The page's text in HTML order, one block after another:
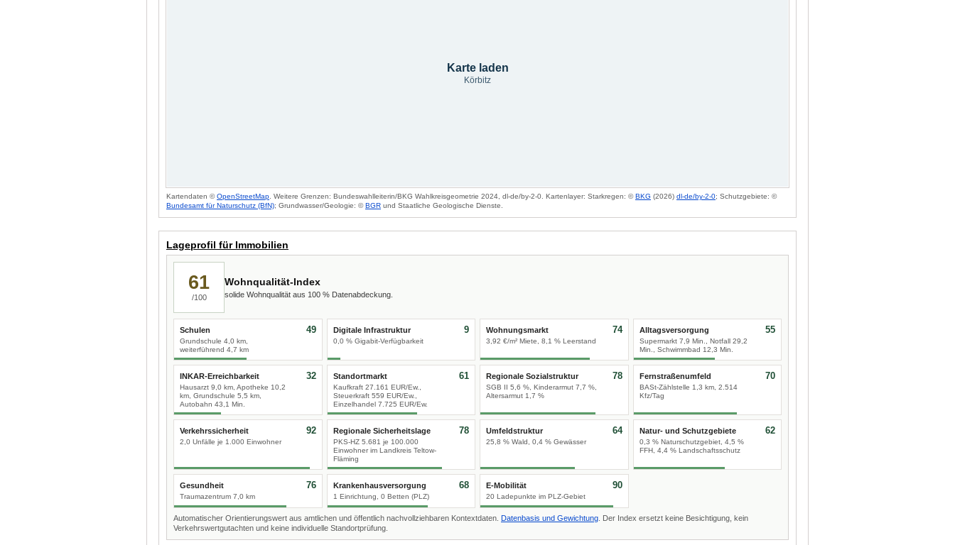
Karte laden
Körbitz
Kartendaten ©OpenStreetMap . Weitere Grenzen: Bundeswahlleiterin/BKG Wahlkreisgeometrie 2024, dl-de/by-2-0. Kartenlayer: Starkregen: ©BKG (2026) dl-de/by-2-0; Schutzgebiete: ©
Bundesamt für Naturschutz (BfN); Grundwasser/Geologie: ©BGR und Staatliche Geologische Dienste.
Lageprofil für Immobilien
61
/100
Wohnqualität-Index
solide Wohnqualität aus 100 % Datenabdeckung.
Schulen
Grundschule 4,0 km,
weiterführend 4,7 km
49 Digitale Infrastruktur
0,0 % Gigabit-Verfügbarkeit
9 Wohnungsmarkt
3,92 €/m² Miete, 8,1 % Leerstand
74 Alltagsversorgung
Supermarkt 7,9 Min., Notfall 29,2
Min., Schwimmbad 12,3 Min.
55
INKAR-Erreichbarkeit
Hausarzt 9,0 km, Apotheke 10,2
km, Grundschule 5,5 km,
Autobahn 43,1 Min.
32 Standortmarkt
Kaufkraft 27.161 EUR/Ew.,
Steuerkraft 559 EUR/Ew.,
Einzelhandel 7.725 EUR/Ew.
61 Regionale Sozialstruktur
SGB II 5,6 %, Kinderarmut 7,7 %,
Altersarmut 1,7 %
78 Fernstraßenumfeld
BASt-Zählstelle 1,3 km, 2.514
Kfz/Tag
70
Verkehrssicherheit
2,0 Unfälle je 1.000 Einwohner
92 Regionale Sicherheitslage
PKS-HZ 5.681 je 100.000
Einwohner im Landkreis Teltow-
Fläming
78 Umfeldstruktur
25,8 % Wald, 0,4 % Gewässer
64 Natur- und Schutzgebiete
0,3 % Naturschutzgebiet, 4,5 %
FFH, 4,4 % Landschaftsschutz
62
Gesundheit
Traumazentrum 7,0 km
76 Krankenhausversorgung
1 Einrichtung, 0 Betten (PLZ)
68 E-Mobilität
20 Ladepunkte im PLZ-Gebiet
90
Automatischer Orientierungswert aus amtlichen und öffentlich nachvollziehbaren Kontextdaten. Datenbasis und Gewichtung . Der Index ersetzt keine Besichtigung, kein
Verkehrswertgutachten und keine individuelle Standortprüfung.